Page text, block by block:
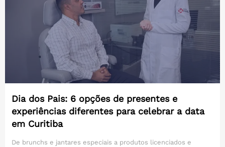
Dia dos Pais: 6 opções de presentes e
experiências diferentes para celebrar a data
em Curitiba
De brunchs e jantares especiais a produtos licenciados e